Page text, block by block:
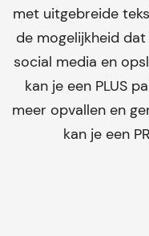
met uitgebreide
de mogelijkheid
social media en
kan je een PLUS
meer opvallen en
kan je een